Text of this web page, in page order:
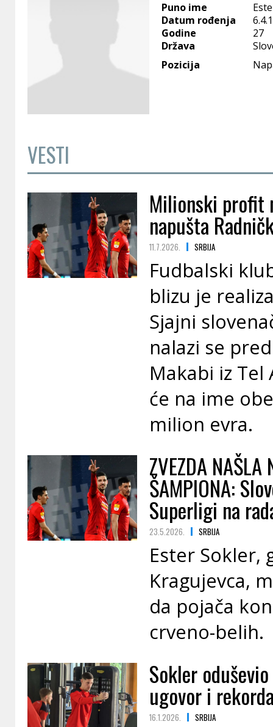
Puno ime
Datum rođenja
Godine
27
Država
Pozicija
VESTI
Milionski profit
napušta
11.7.2026. SRBIJA
Fudbalski
blizu je
Sjajni
nalazi se
Makabi iz Tel
će na ime
milion evra.
ZVEZDA NAŠLA
ŠAMPIONA:
Superligi na
23.5.2026. SRBIJA
Ester Sokler,
Kragujevca,
da pojača
crveno-belih.
Sokler
ugovor i
16.1.2026. SRBIJA